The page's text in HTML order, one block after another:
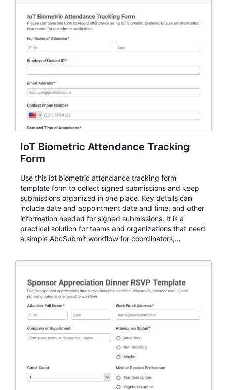
IoT Biometric Attendance Tracking
Form
Use this iot biometric attendance tracking form
template form to collect signed submissions and keep
submissions organized in one place. Key details can
include date and appointment date and time, and other
information needed for signed submissions. It is a
practical solution for teams and organizations that need
a simple AbcSubmit workflow for coordinators,